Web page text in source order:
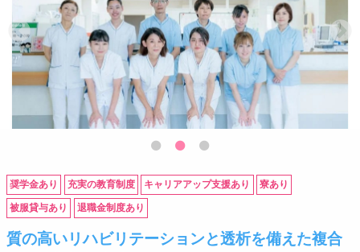
奨学金あり 充実の教育制度 キャリアアップ支援あり 寮あり
被服貸与あり 退職金制度あり
質の高いリハビリテーションと透析を備えた複合